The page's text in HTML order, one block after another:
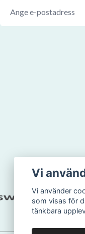
Vi
Vi använder
som visas för
tänkbara